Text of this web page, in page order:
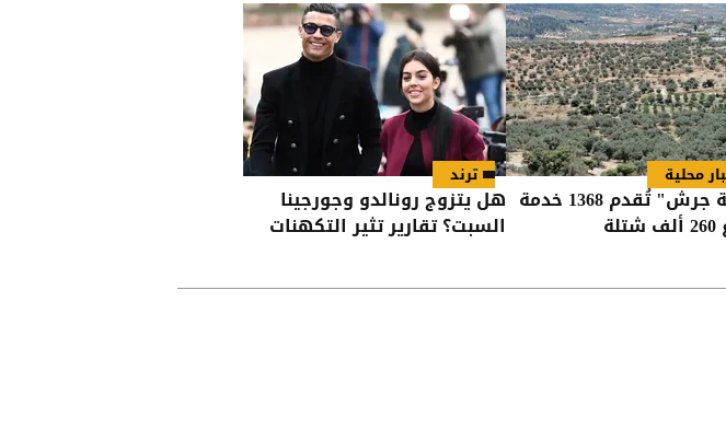
محلية
"زراعة جرش" تُقدم 1368 خدمة
ترند
هل يتزوج رونالدو وجورجينا
السبت؟ تقارير تثير التكهنات